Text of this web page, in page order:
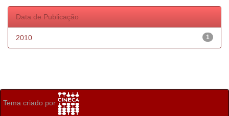
Data de Publicação
1
2010
Tema criado por